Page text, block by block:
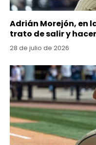
Adrián Morejón, en
trato de salir y
28 de julio de 2026